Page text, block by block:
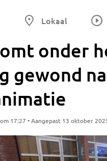
Lokaal
onder
gewond
17:27 • Aangepast 13 oktober